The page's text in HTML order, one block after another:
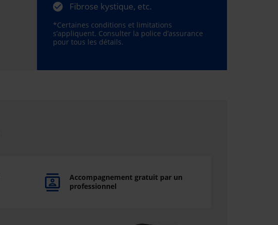
Fibrose kystique, etc.
*Certaines conditions et limitations
s’appliquent. Consulter la police d’assurance
pour tous les détails.
Accompagnement gratuit par un
professionnel